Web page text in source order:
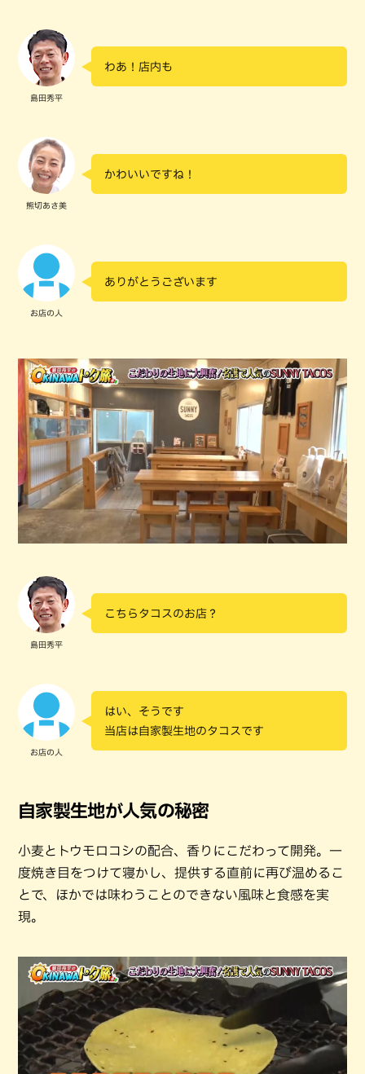
島田秀平
わあ！店内も
熊切あさ美
かわいいですね！
お店の人
ありがとうございます
島田秀平
こちらタコスのお店？
お店の人
はい、そうです
当店は自家製生地のタコスです
自家製生地が人気の秘密
小麦とトウモロコシの配合、香りにこだわって開発。一
度焼き目をつけて寝かし、提供する直前に再び温めるこ
とで、ほかでは味わうことのできない風味と食感を実
現。